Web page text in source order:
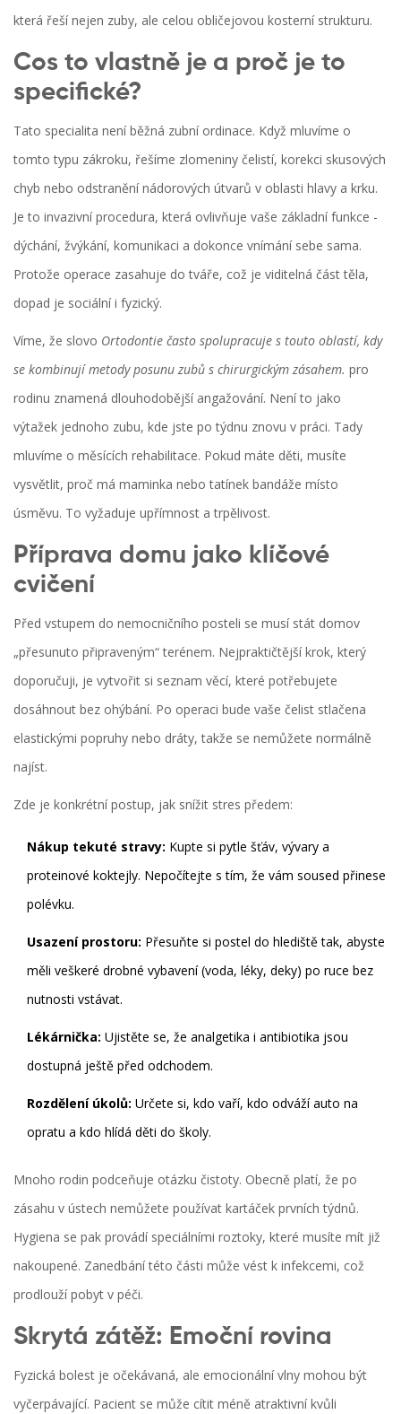
která řeší nejen zuby, ale celou obličejovou kosterní strukturu.
Cos to vlastně je a proč je to
specifické?
Tato specialita není běžná zubní ordinace. Když mluvíme o
tomto typu zákroku, řešíme zlomeniny čelistí, korekci skusových
chyb nebo odstranění nádorových útvarů v oblasti hlavy a krku.
Je to invazivní procedura, která ovlivňuje vaše základní funkce -
dýchání, žvýkání, komunikaci a dokonce vnímání sebe sama.
Protože operace zasahuje do tváře, což je viditelná část těla,
dopad je sociální i fyzický.
Víme, že slovo Ortodontie často spolupracuje s touto oblastí, kdy
se kombinují metody posunu zubů s chirurgickým zásahem. pro
rodinu znamená dlouhodobější angažování. Není to jako
výtažek jednoho zubu, kde jste po týdnu znovu v práci. Tady
mluvíme o měsících rehabilitace. Pokud máte děti, musíte
vysvětlit, proč má maminka nebo tatínek bandáže místo
úsměvu. To vyžaduje upřímnost a trpělivost.
Příprava domu jako klíčové
cvičení
Před vstupem do nemocničního posteli se musí stát domov
„přesunuto připraveným“ terénem. Nejpraktičtější krok, který
doporučuji, je vytvořit si seznam věcí, které potřebujete
dosáhnout bez ohýbání. Po operaci bude vaše čelist stlačena
elastickými popruhy nebo dráty, takže se nemůžete normálně
najíst.
Zde je konkrétní postup, jak snížit stres předem:
Nákup tekuté stravy: Kupte si pytle šťáv, vývary a
proteinové koktejly. Nepočítejte s tím, že vám soused přinese
polévku.
Usazení prostoru: Přesuňte si postel do hlediště tak, abyste
měli veškeré drobné vybavení (voda, léky, deky) po ruce bez
nutnosti vstávat.
Lékárnička: Ujistěte se, že analgetika i antibiotika jsou
dostupná ještě před odchodem.
Rozdělení úkolů: Určete si, kdo vaří, kdo odváží auto na
opratu a kdo hlídá děti do školy.
Mnoho rodin podceňuje otázku čistoty. Obecně platí, že po
zásahu v ústech nemůžete používat kartáček prvních týdnů.
Hygiena se pak provádí speciálními roztoky, které musíte mít již
nakoupené. Zanedbání této části může vést k infekcemi, což
prodlouží pobyt v péči.
Skrytá zátěž: Emoční rovina
Fyzická bolest je očekávaná, ale emocionální vlny mohou být
vyčerpávající. Pacient se může cítit méně atraktivní kvůli